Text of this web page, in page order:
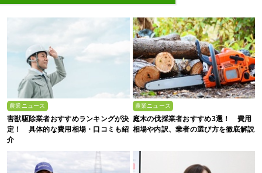
農業ニュース
害獣駆除業者おすすめランキングが決
定！ 具体的な費用相場・口コミも紹
介
農業ニュース
庭木の伐採業者おすすめ3選！ 費用
相場や内訳、業者の選び方を徹底解説